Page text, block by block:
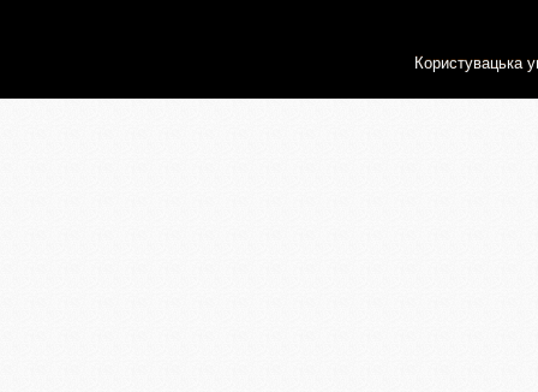
Користувацька